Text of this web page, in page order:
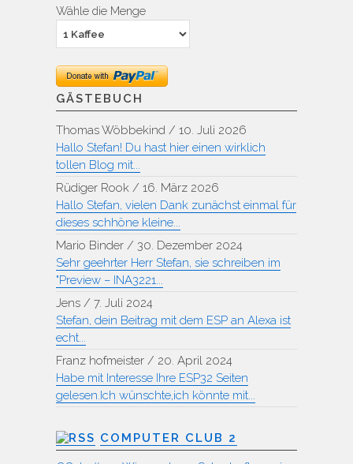
Wähle die Menge
GÄSTEBUCH
Thomas Wöbbekind / 10. Juli 2026
Hallo Stefan! Du hast hier einen wirklich
tollen Blog mit...
Rüdiger Rook / 16. März 2026
Hallo Stefan, vielen Dank zunächst einmal für
dieses schhöne kleine...
Mario Binder / 30. Dezember 2024
Sehr geehrter Herr Stefan, sie schreiben im
"Preview – INA3221...
Jens / 7. Juli 2024
Stefan, dein Beitrag mit dem ESP an Alexa ist
echt...
Franz hofmeister / 20. April 2024
Habe mit Interesse Ihre ESP32 Seiten
gelesen.Ich wünschte,ich könnte mit...
COMPUTER CLUB 2